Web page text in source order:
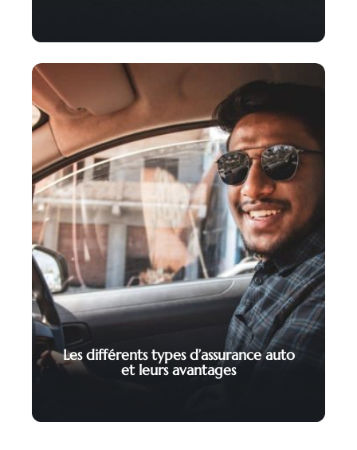
Les différents types d’assurance auto
et leurs avantages